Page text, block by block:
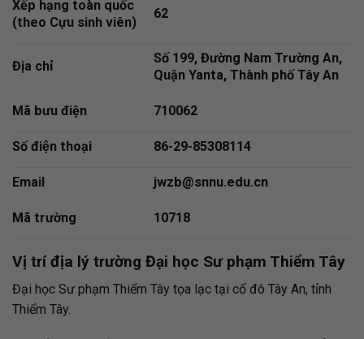
Xếp hạng toàn quốc
(theo Cựu sinh viên)
62
Địa chỉ
Số 199, Đường Nam Trường An,
Quận Yanta, Thành phố Tây An
Mã bưu điện 710062
Số điện thoại 86-29-85308114
Email jwzb@snnu.edu.cn
Mã trường 10718
Vị trí địa lý trường Đại học Sư phạm Thiểm Tây
Đại học Sư phạm Thiểm Tây tọa lạc tại cố đô Tây An, tỉnh
Thiểm Tây.